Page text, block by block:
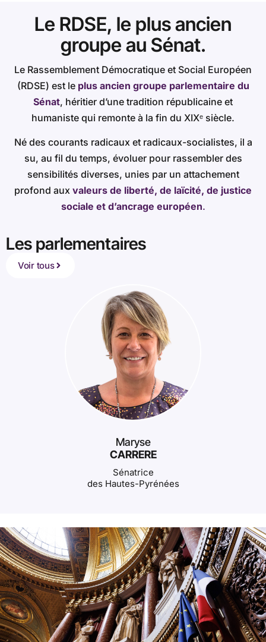
Le RDSE, le plus ancien
groupe au Sénat.
Le Rassemblement Démocratique et Social Européen
(RDSE) est le plus ancien groupe parlementaire du
Sénat, héritier d’une tradition républicaine et
humaniste qui remonte à la fin du XIXᵉ siècle.
Né des courants radicaux et radicaux-socialistes, il a
su, au fil du temps, évoluer pour rassembler des
sensibilités diverses, unies par un attachement
profond aux valeurs de liberté, de laïcité, de justice
sociale et d’ancrage européen.
Les parlementaires
Voir tous
Maryse
CARRERE
Sénatrice
des Hautes-Pyrénées